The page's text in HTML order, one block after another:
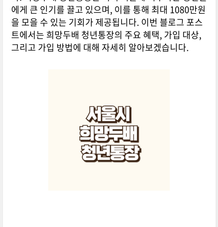
에게 큰 인기를 끌고 있으며, 이를 통해 최대 1080만원
을 모을 수 있는 기회가 제공됩니다. 이번 블로그 포스
트에서는 희망두배 청년통장의 주요 혜택, 가입 대상,
그리고 가입 방법에 대해 자세히 알아보겠습니다.